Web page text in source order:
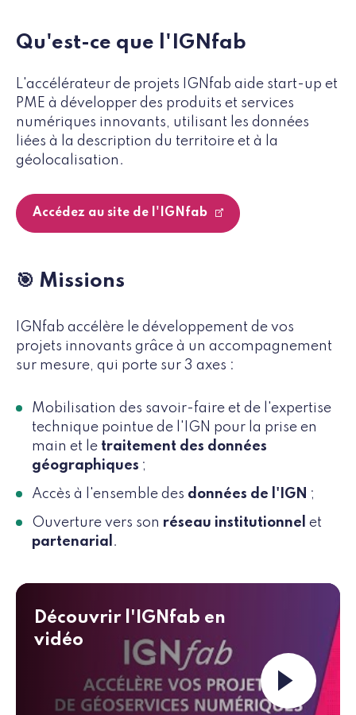
Qu'est-ce que l'IGNfab
L'accélérateur de projets IGNfab aide start-up et
PME à développer des produits et services
numériques innovants, utilisant les données
liées à la description du territoire et à la
géolocalisation.
Accédez au site de l'IGNfab
🎯 Missions
IGNfab accélère le développement de vos
projets innovants grâce à un accompagnement
sur mesure, qui porte sur 3 axes :
Mobilisation des savoir-faire et de l'expertise
technique pointue de l'IGN pour la prise en
main et le traitement des données
géographiques ;
Accès à l'ensemble des données de l'IGN ;
Ouverture vers son réseau institutionnel et
partenarial .
Découvrir l'IGNfab en
vidéo
Launch the